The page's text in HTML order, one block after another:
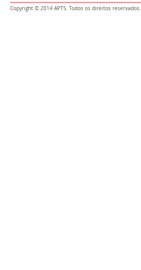
Copyright © 2014 APTS. Todos os direitos reservados.